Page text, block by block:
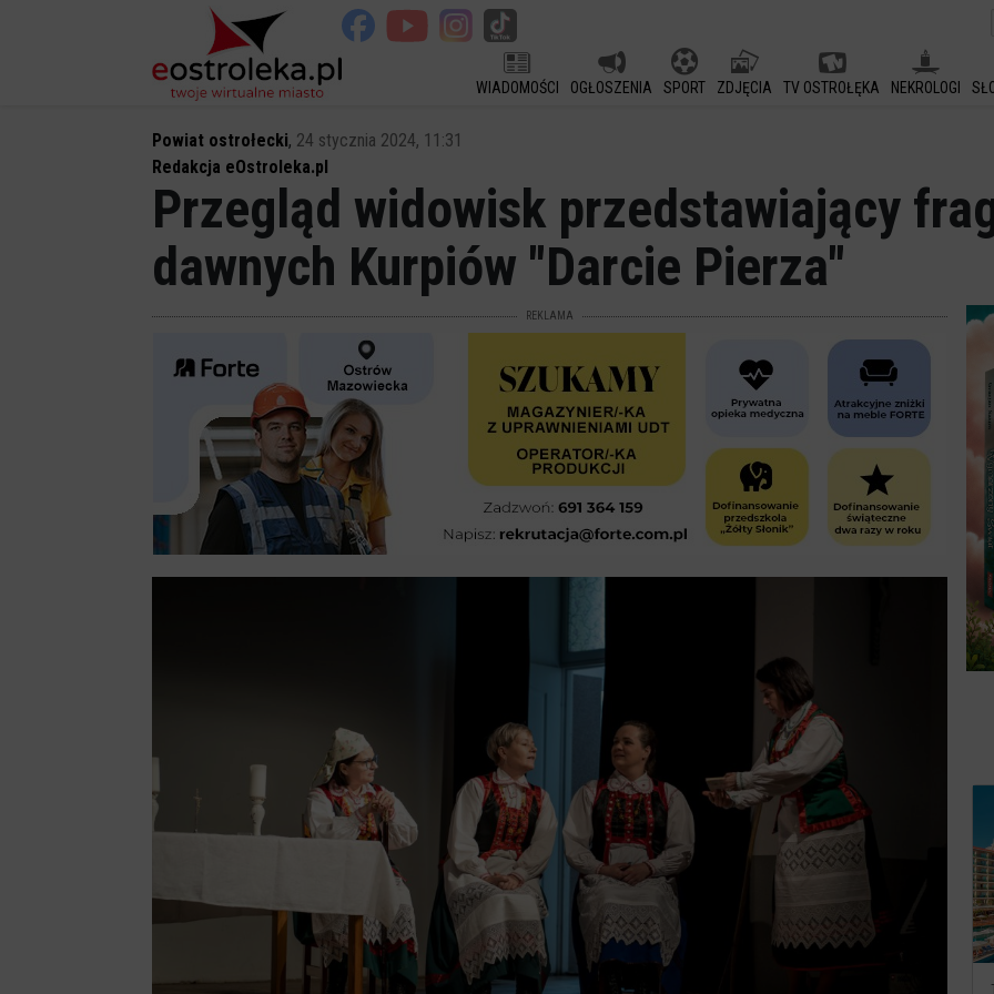
WIADOMOŚCI OGŁOSZENIA SPORT ZDJĘCIA TV OSTROŁĘKA NEKROLOGI
Powiat ostrołecki, 24 stycznia 2024, 11:31
Redakcja eOstroleka.pl
Przegląd widowisk przedstawiający
dawnych Kurpiów "Darcie Pierza"
REKLAMA